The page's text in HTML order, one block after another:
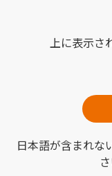
上に表示さ
日本語が含まれな